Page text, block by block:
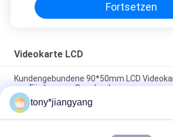
Fortsetzen
Videokarte LCD
Kundengebundene 90*50mm LCD
von Förderungs-Geschenken
VIF-Technologie LCD-Videobroschüren-
und Offset-CMYK-Drucken
tony*jiangyang